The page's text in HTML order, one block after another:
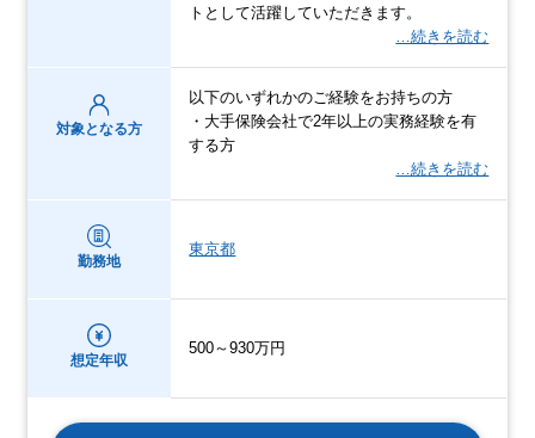
トとして活躍していただきます。
…続きを読む
対象となる方
以下のいずれかのご経験をお持ちの方
・大手保険会社で2年以上の実務経験を有
する方
…続きを読む
勤務地
東京都
想定年収
500～930万円